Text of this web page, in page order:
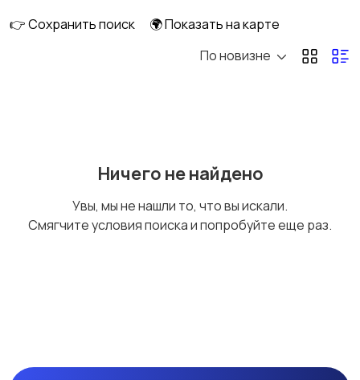
👉 Сохранить поиск
🌍 Показать на карте
По новизне
Ничего не найдено
Увы, мы не нашли то, что вы искали.
Смягчите условия поиска и попробуйте еще раз.